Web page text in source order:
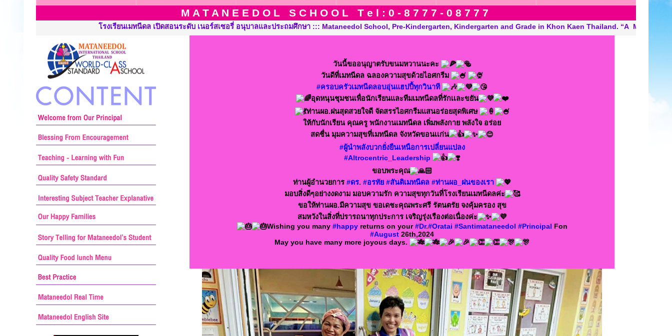
M A T A N E E D O L S C H O O L T e l : 0 - 8 7 7 7 - 0 8 7 7 7
อนระดับ เนอร์สเซอรี่ อนุบาลและประถมศึกษา ::: Mataneedol School, Pre-Kindergarten, Kindergarten and Grade in Khon Kaen Thailand. “A Modern, Environmentally Conscious School International
วันนี้ขออนุญาตรับขนมหวานนะคะ
วันดีที่เมทนีดล ฉลองความสุขด้วยไอศกรีม
#ครอบครัวเมทนีดลอบอุ่นแฮปปี้ทุกวินาที
อุดหนุนชุมชนเพื่อนักเรียนและทีมเมทนีดลที่รักเเละขยัน
ท่านผอ.ฝนสุดสวยใจดี จัดสรรไอศกรีมแสนอร่อยสุดพิเศษ
ให้กับนักเรียน คุณครู พนักงานเมทนีดล เพิ่มพลังกาย พลังใจ อร่อย
สดชื่น มุมความสุขที่เมทนีดล จังหวัดขอนเเก่น
#ผู้นำพลังบวกยั่งยืนเหนือการเปลี่ยนแปลง
#Altrocentric_Leadership
ขอบพระคุณ
ท่านผู้อำนวยการ #ดร. #อรทัย #สันติเมทนีดล #ท่านผอ_ฝนของเรา
มอบสิ่งดีๆอย่างงดงาม มอบความรัก ความสุขทุกวันที่โรงเรียนเมทนีดลค่ะ
ขอให้ท่านผอ.มีความสุข ขอเดชะคุณพระศรี รัตนตรัย จงคุ้มครอง สุข
สมหวังในสิ่งที่ปรารถนาทุกประการ เจริญรุ่งเรืองต่อเนื่องค่ะ
Wishing you many #happyreturns on your#Dr.#Oratai #Santimataneedol #Principal Fon
#August 26th,2024
May you have many more joyous days.